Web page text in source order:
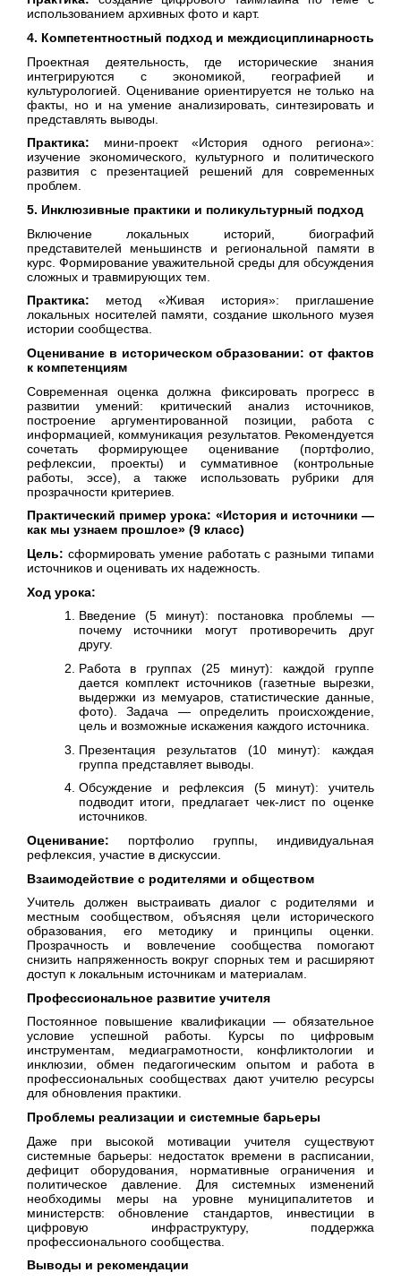
использованием архивных фото и карт.
4. Компетентностный подход и междисциплинарность
Проектная деятельность, где исторические знания
интегрируются с экономикой, географией и
культурологией. Оценивание ориентируется не только на
факты, но и на умение анализировать, синтезировать и
представлять выводы.
Практика: мини-проект «История одного региона»:
изучение экономического, культурного и политического
развития с презентацией решений для современных
проблем.
5. Инклюзивные практики и поликультурный подход
Включение локальных историй, биографий
представителей меньшинств и региональной памяти в
курс. Формирование уважительной среды для обсуждения
сложных и травмирующих тем.
Практика: метод «Живая история»: приглашение
локальных носителей памяти, создание школьного музея
истории сообщества.
Оценивание в историческом образовании: от фактов
к компетенциям
Современная оценка должна фиксировать прогресс в
развитии умений: критический анализ источников,
построение аргументированной позиции, работа с
информацией, коммуникация результатов. Рекомендуется
сочетать формирующее оценивание (портфолио,
рефлексии, проекты) и суммативное (контрольные
работы, эссе), а также использовать рубрики для
прозрачности критериев.
Практический пример урока: «История и источники —
как мы узнаем прошлое» (9 класс)
Цель: сформировать умение работать с разными типами
источников и оценивать их надежность.
Ход урока:
Введение (5 минут): постановка проблемы —
почему источники могут противоречить друг
другу.
Работа в группах (25 минут): каждой группе
дается комплект источников (газетные вырезки,
выдержки из мемуаров, статистические данные,
фото). Задача — определить происхождение,
цель и возможные искажения каждого источника.
Презентация результатов (10 минут): каждая
группа представляет выводы.
Обсуждение и рефлексия (5 минут): учитель
подводит итоги, предлагает чек-лист по оценке
источников.
Оценивание: портфолио группы, индивидуальная
рефлексия, участие в дискуссии.
Взаимодействие с родителями и обществом
Учитель должен выстраивать диалог с родителями и
местным сообществом, объясняя цели исторического
образования, его методику и принципы оценки.
Прозрачность и вовлечение сообщества помогают
снизить напряженность вокруг спорных тем и расширяют
доступ к локальным источникам и материалам.
Профессиональное развитие учителя
Постоянное повышение квалификации — обязательное
условие успешной работы. Курсы по цифровым
инструментам, медиаграмотности, конфликтологии и
инклюзии, обмен педагогическим опытом и работа в
профессиональных сообществах дают учителю ресурсы
для обновления практики.
Проблемы реализации и системные барьеры
Даже при высокой мотивации учителя существуют
системные барьеры: недостаток времени в расписании,
дефицит оборудования, нормативные ограничения и
политическое давление. Для системных изменений
необходимы меры на уровне муниципалитетов и
министерств: обновление стандартов, инвестиции в
цифровую инфраструктуру, поддержка
профессионального сообщества.
Выводы и рекомендации